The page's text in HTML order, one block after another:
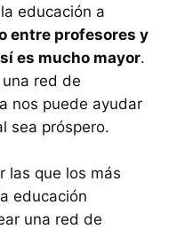
educación a
entre profesores y
es mucho mayor.
red de
nos puede ayudar
sea próspero.
las que los más
educación
una red de